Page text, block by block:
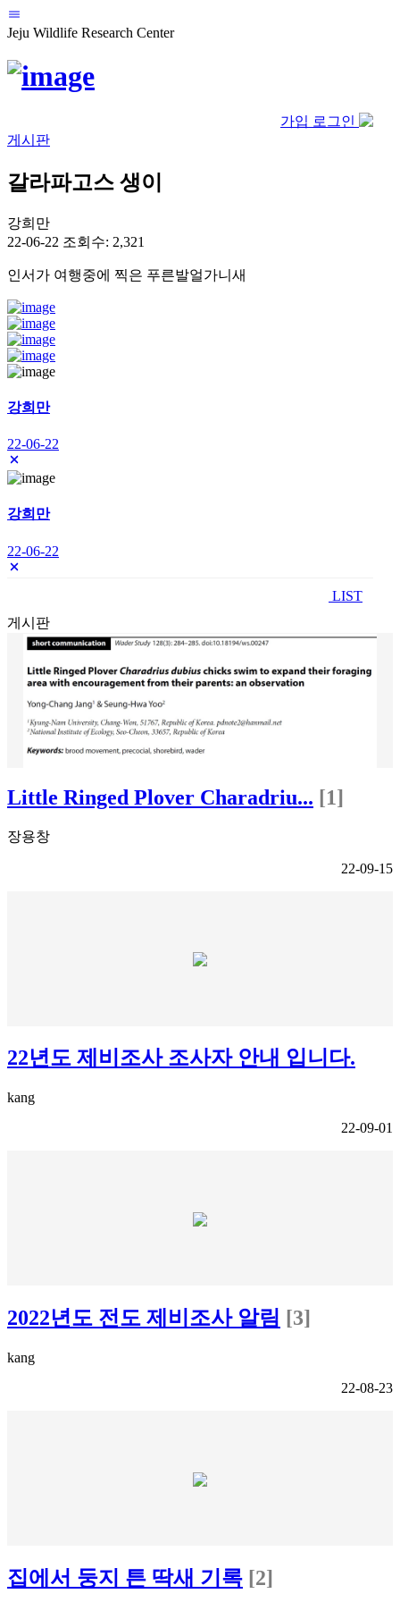
Jeju Wildlife Research Center
가입 로그인
게시판
갈라파고스 생이
강희만
22-06-22 조회수: 2,321
인서가 여행중에 찍은 푸른발얼가니새
강희만
22-06-22
강희만
22-06-22
LIST
게시판
Little Ringed Plover Charadriu... [1]
장용창
22-09-15
22년도 제비조사 조사자 안내 입니다.
kang
22-09-01
2022년도 전도 제비조사 알림 [3]
kang
22-08-23
집에서 둥지 튼 딱새 기록 [2]